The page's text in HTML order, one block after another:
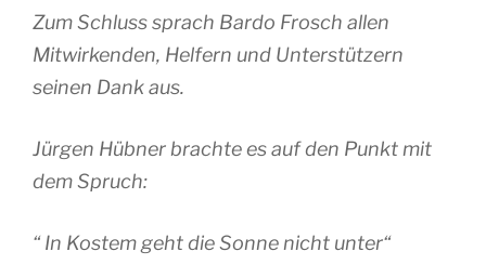
Zum Schluss sprach Bardo Frosch allen
Mitwirkenden, Helfern und Unterstützern
seinen Dank aus.
Jürgen Hübner brachte es auf den Punkt mit
dem Spruch:
“ In Kostem geht die Sonne nicht unter“